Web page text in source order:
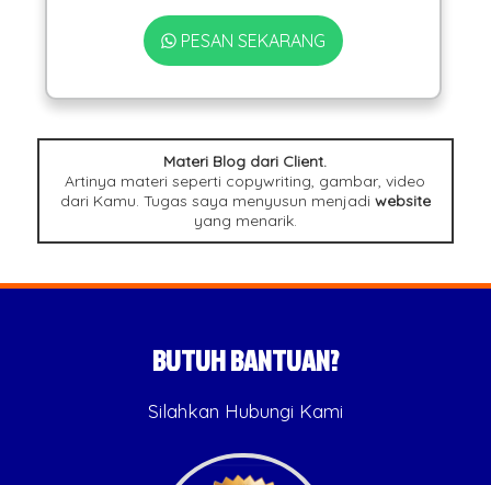
PESAN SEKARANG
Materi Blog dari Client.
Artinya materi seperti copywriting, gambar, video
dari Kamu. Tugas saya menyusun menjadi website
yang menarik.
BUTUH BANTUAN?
Silahkan Hubungi Kami